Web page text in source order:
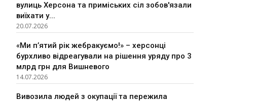
вулиць Херсона та приміських сіл зобов'язали
виїхати у...
20.07.2026
«Ми п’ятий рік жебракуємо!» – херсонці
бурхливо відреагували на рішення уряду про 3
млрд грн для Вишневого
14.07.2026
Вивозила людей з окупації та пережила